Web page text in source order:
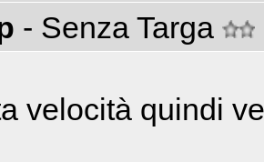
- Senza Targa
velocità quindi